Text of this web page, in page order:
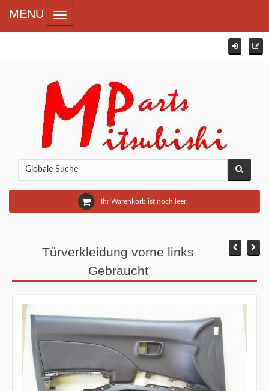
Ihr Warenkorb ist noch leer.
MENU Toggle navigation
Türverkleidung vorne links
Gebraucht